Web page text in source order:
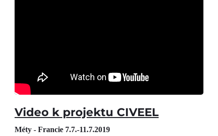
Video k projektu CIVEEL
Méty - Francie 7.7.-11.7.2019